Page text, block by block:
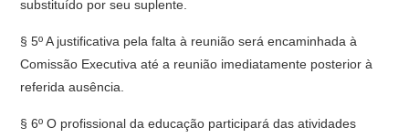
substituído por seu suplente.
§ 5º A justificativa pela falta à reunião será encaminhada à
Comissão Executiva até a reunião imediatamente posterior à
referida ausência.
§ 6º O profissional da educação participará das atividades